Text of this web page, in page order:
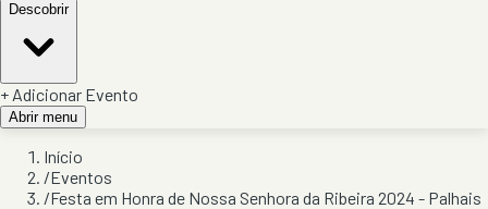
Descobrir
+ Adicionar Evento
Abrir menu
Início
/Eventos
/Festa em Honra de Nossa Senhora da Ribeira 2024 - Palhais